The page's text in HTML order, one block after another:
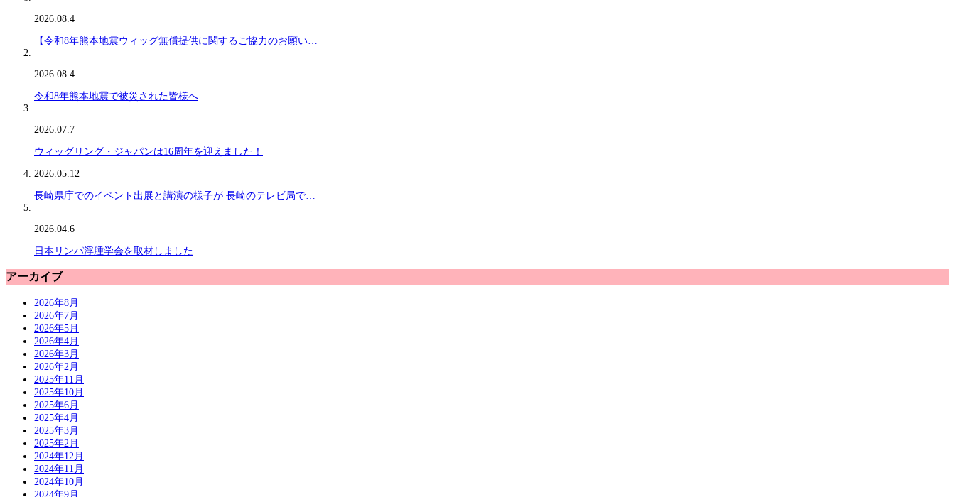
2026.08.4
【令和8年熊本地震ウィッグ無償提供に関するご協力のお願い…
2026.08.4
令和8年熊本地震で被災された皆様へ
2026.07.7
ウィッグリング・ジャパンは16周年を迎えました！
2026.05.12
長崎県庁でのイベント出展と講演の様子が 長崎のテレビ局で…
2026.04.6
日本リンパ浮腫学会を取材しました
アーカイブ
2026年8月
2026年7月
2026年5月
2026年4月
2026年3月
2026年2月
2025年11月
2025年10月
2025年6月
2025年4月
2025年3月
2025年2月
2024年12月
2024年11月
2024年10月
2024年9月